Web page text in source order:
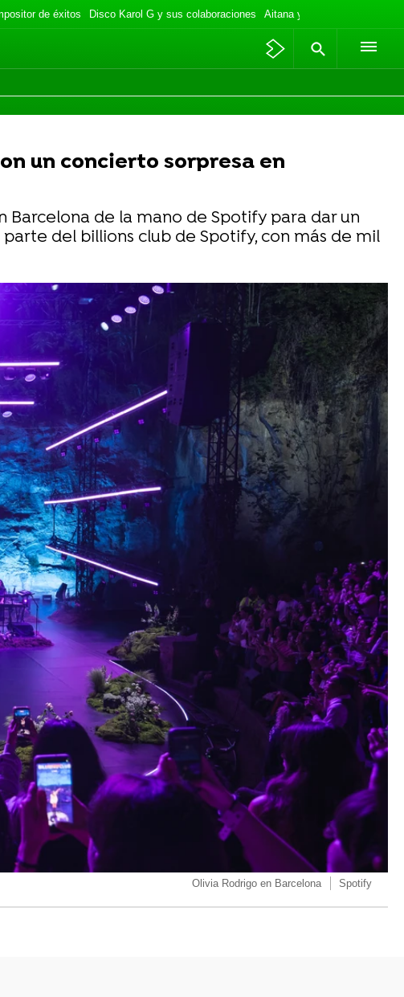
de éxitos Disco Karol G y sus colaboraciones Aitana y Plex de vacaciones
un concierto sorpresa en
Barcelona de la mano de Spotify para dar un
del billions club de Spotify, con más de mil
Olivia Rodrigo en Barcelona Spotify